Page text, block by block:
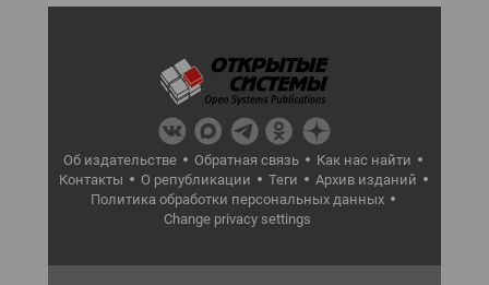
Об издательстве Обратная связь
Как нас найти
Контакты
О републикации Теги
Архив изданий
Политика обработки персональных данных
Change privacy settings